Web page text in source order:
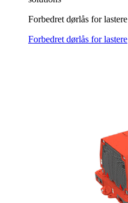
Forbedret dørlås for lastere
Forbedret dørlås for lastere